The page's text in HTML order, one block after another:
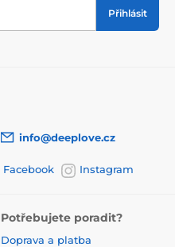
Přihlásit
info@deeplove.cz
Facebook Instagram
Potřebujete poradit?
Doprava a platba